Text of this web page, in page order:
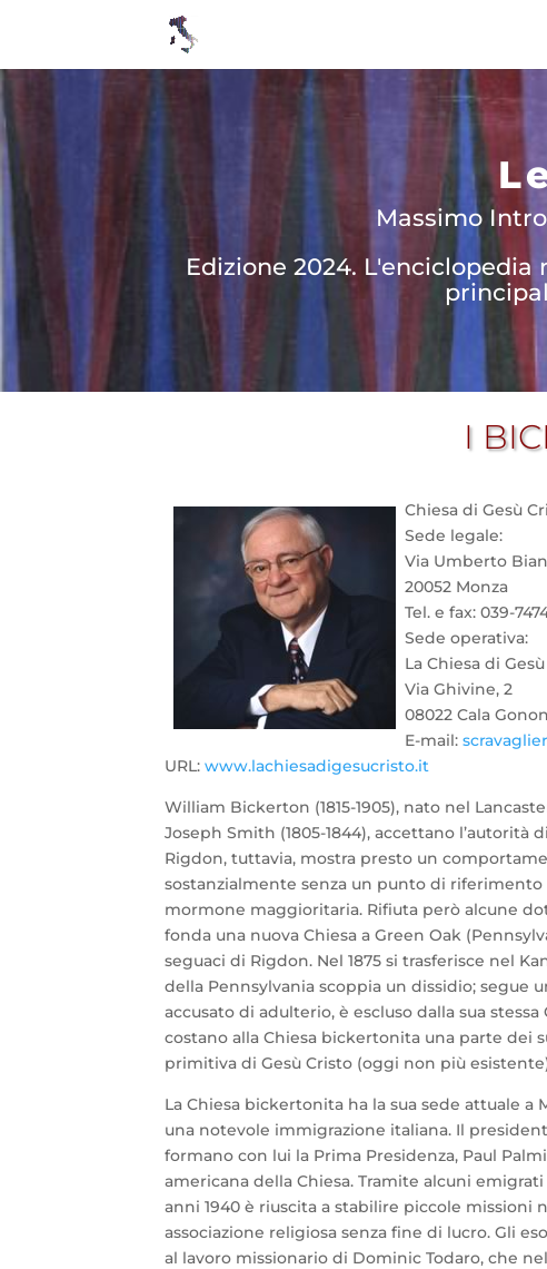
Massimo
Edizione 2024.
I
Chiesa di Gesù
Sede legale:
Via Umberto
20052 Monza
Tel. e fax: 039-
Sede operativa:
La Chiesa di
Via Ghivine, 2
08022 Cala
E-mail:
URL: www.lachiesadigesucristo.it
William Bickerton (1815-1905), nato nel
Joseph Smith (1805-1844), accettano l’autorità
Rigdon, tuttavia, mostra presto un
sostanzialmente senza un punto di
mormone maggioritaria. Rifiuta però alcune
fonda una nuova Chiesa a Green Oak
seguaci di Rigdon. Nel 1875 si trasferisce nel
della Pennsylvania scoppia un dissidio; segue
accusato di adulterio, è escluso dalla sua
costano alla Chiesa bickertonita una parte dei
primitiva di Gesù Cristo (oggi non più
La Chiesa bickertonita ha la sua sede attuale a
una notevole immigrazione italiana. Il
formano con lui la Prima Presidenza, Paul
americana della Chiesa. Tramite alcuni
anni 1940 è riuscita a stabilire piccole missioni
associazione religiosa senza fine di lucro. Gli
al lavoro missionario di Dominic Todaro, che